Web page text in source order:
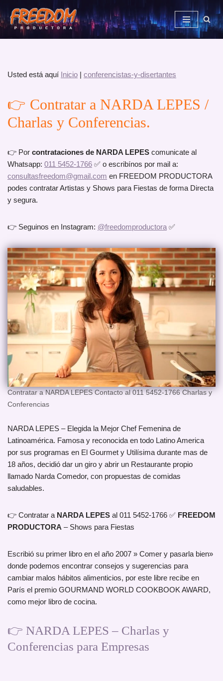
Saltar
al
Usted está aquí Inicio | conferencistas-y-disertantes
👉 Contratar a NARDA LEPES /
Charlas y Conferencias.
👉 Por contrataciones de NARDA LEPES comunicate al
Whatsapp: 011 5452-1766 ✅ o escribínos por mail a:
consultasfreedom@gmail.com en FREEDOM PRODUCTORA
podes contratar Artistas y Shows para Fiestas de forma Directa
y segura.
👉 Seguinos en Instagram: @freedomproductora ✅
Contratar a NARDA LEPES Contacto al 011 5452-1766 Charlas y
Conferencias
NARDA LEPES – Elegida la Mejor Chef Femenina de
Latinoamérica. Famosa y reconocida en todo Latino America
por sus programas en El Gourmet y Utilísima durante mas de
18 años, decidió dar un giro y abrir un Restaurante propio
llamado Narda Comedor, con propuestas de comidas
saludables.
👉 Contratar a NARDA LEPES al 011 5452-1766 ✅ FREEDOM
PRODUCTORA – Shows para Fiestas
Escribió su primer libro en el año 2007 » Comer y pasarla bien»
donde podemos encontrar consejos y sugerencias para
cambiar malos hábitos alimenticios, por este libre recibe en
París el premio GOURMAND WORLD COOKBOOK AWARD,
como mejor libro de cocina.
👉 NARDA LEPES – Charlas y
Conferencias para Empresas